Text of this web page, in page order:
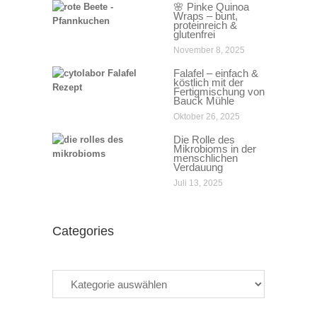
🌸 Pinke Quinoa
Wraps – bunt,
proteinreich &
glutenfrei
November 8, 2025
Falafel – einfach &
köstlich mit der
Fertigmischung von
Bauck Mühle
Oktober 26, 2025
Die Rolle des
Mikrobioms in der
menschlichen
Verdauung
Juli 13, 2025
Categories